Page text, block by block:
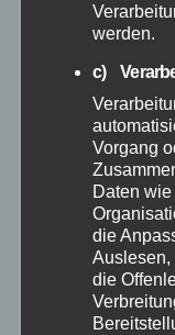
Allgemein
Altenkirchen
Bundespolizei
Feuerwehr
Mayen-Koblenz
werden.
c)
Vorgang
Daten
die
Auslesen,
die